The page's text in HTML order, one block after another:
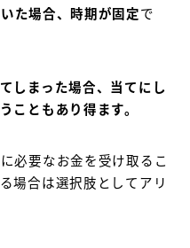
た場合、時期が固定で
しまった場合、当てにし
こともあり得ます。
必要なお金を受け取るこ
場合は選択肢としてアリ